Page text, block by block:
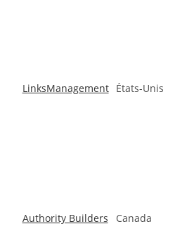
LinksManagement États-Unis
Authority Builders Canada